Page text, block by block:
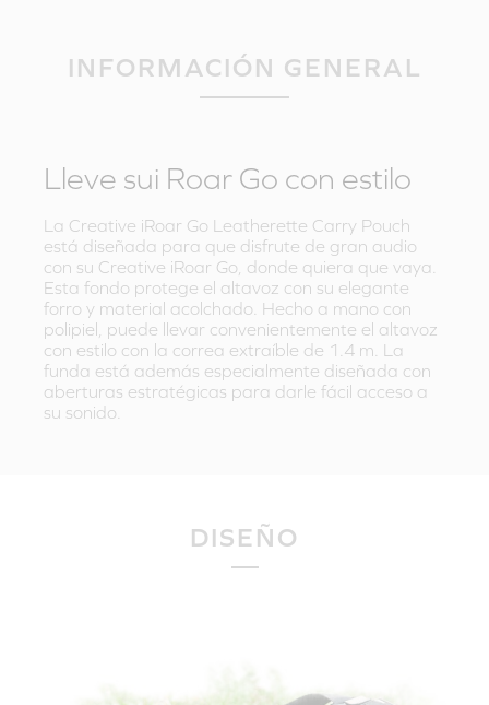
INFORMACIÓN GENERAL
Lleve sui Roar Go con estilo
La Creative iRoar Go Leatherette Carry Pouch
está diseñada para que disfrute de gran audio
con su Creative iRoar Go, donde quiera que vaya.
Esta fondo protege el altavoz con su elegante
forro y material acolchado. Hecho a mano con
polipiel, puede llevar convenientemente el altavoz
con estilo con la correa extraíble de 1.4 m. La
funda está además especialmente diseñada con
aberturas estratégicas para darle fácil acceso a
su sonido.
DISEÑO